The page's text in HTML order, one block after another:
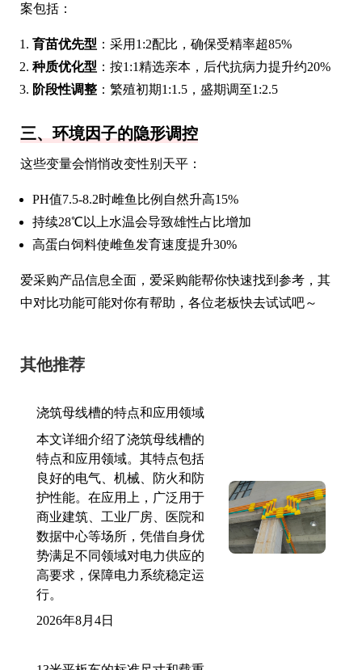
案包括：
育苗优先型 ：采用1:2配比，确保受精率超85%
种质优化型 ：按1:1精选亲本，后代抗病力提升约20%
阶段性调整 ：繁殖初期1:1.5，盛期调至1:2.5
三、环境因子的隐形调控
这些变量会悄悄改变性别天平：
PH值7.5-8.2时雌鱼比例自然升高15%
持续28℃以上水温会导致雄性占比增加
高蛋白饲料使雌鱼发育速度提升30%
爱采购产品信息全面，爱采购能帮你快速找到参考，其
中对比功能可能对你有帮助，各位老板快去试试吧～
其他推荐
浇筑母线槽的特点和应用领域
本文详细介绍了浇筑母线槽的
特点和应用领域。其特点包括
良好的电气、机械、防火和防
护性能。在应用上，广泛用于
商业建筑、工业厂房、医院和
数据中心等场所，凭借自身优
势满足不同领域对电力供应的
高要求，保障电力系统稳定运
行。
2026年8月4日